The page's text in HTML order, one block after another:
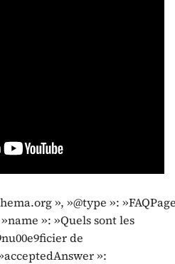
», »@type »:
»: »Quels sont les
de
»: